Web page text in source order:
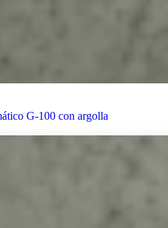
G-100 con argolla